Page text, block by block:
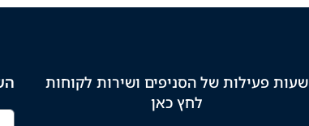
שעות פעילות של הסניפים ושירות לקוחות
לחץ כאן